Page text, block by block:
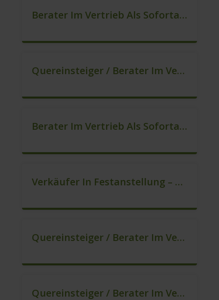
Berater Im Vertrieb Als Sofortanstellung (m/w/d)
Quereinsteiger / Berater Im Vertrieb (Außendienst) (m/w/d)
Berater Im Vertrieb Als Sofortanstellung (m/w/d)
Verkäufer In Festanstellung – Top Gehalt (m/w/d)
Quereinsteiger / Berater Im Vertrieb In Festanstellung (m/w/d)
Quereinsteiger / Berater Im Vertrieb, Keine Zeitarbeit! (m/w/d)